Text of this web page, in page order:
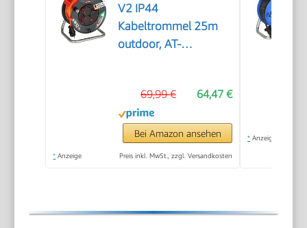
V2 IP44
Kabeltrommel 25m
outdoor, AT-
64,47 €
69,99 €
Bei Amazon ansehen
* Anzeige Preis inkl. MwSt., zzgl. Versandkosten
* Anzeige